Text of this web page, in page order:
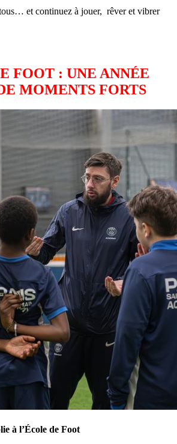
et continuez à jouer, rêver et vibrer
FOOT : UNE ANNÉE
MOMENTS FORTS
à l’École de Foot